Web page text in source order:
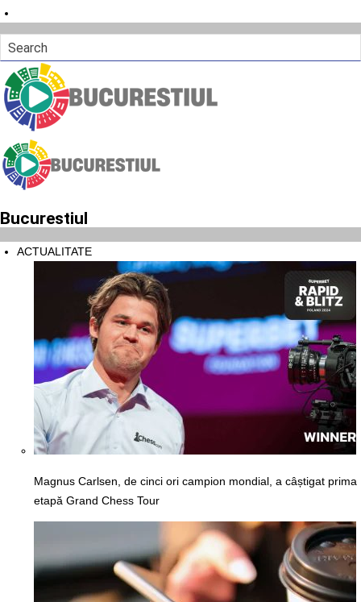
Bucurestiul
ACTUALITATE
Magnus Carlsen, de cinci ori campion mondial, a câștigat prima
etapă Grand Chess Tour